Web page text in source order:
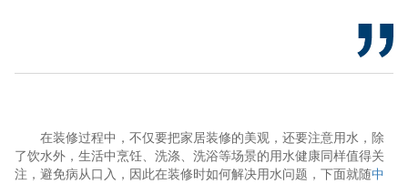
在装修过程中，不仅要把家居装修的美观，还要注意用水，除
了饮水外，生活中烹饪、洗涤、洗浴等场景的用水健康同样值得关
注，避免病从口入，因此在装修时如何解决用水问题，下面就随中